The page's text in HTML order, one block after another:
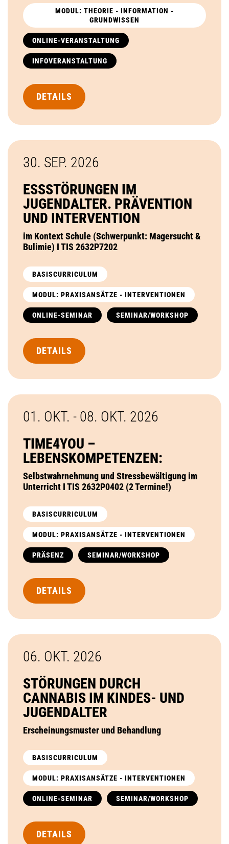
MODUL: THEORIE - INFORMATION -
GRUNDWISSEN
ONLINE-VERANSTALTUNG
INFOVERANSTALTUNG
DETAILS
30. SEP. 2026
ESSSTÖRUNGEN IM
JUGENDALTER. PRÄVENTION
UND INTERVENTION
im Kontext Schule (Schwerpunkt: Magersucht &
Bulimie) I TIS 2632P7202
BASISCURRICULUM
MODUL: PRAXISANSÄTZE - INTERVENTIONEN
ONLINE-SEMINAR SEMINAR/WORKSHOP
DETAILS
01. OKT. - 08. OKT. 2026
TIME4YOU –
LEBENSKOMPETENZEN:
Selbstwahrnehmung und Stressbewältigung im
Unterricht I TIS 2632P0402 (2 Termine!)
BASISCURRICULUM
MODUL: PRAXISANSÄTZE - INTERVENTIONEN
PRÄSENZ SEMINAR/WORKSHOP
DETAILS
06. OKT. 2026
STÖRUNGEN DURCH
CANNABIS IM KINDES- UND
JUGENDALTER
Erscheinungsmuster und Behandlung
BASISCURRICULUM
MODUL: PRAXISANSÄTZE - INTERVENTIONEN
ONLINE-SEMINAR SEMINAR/WORKSHOP
DETAILS